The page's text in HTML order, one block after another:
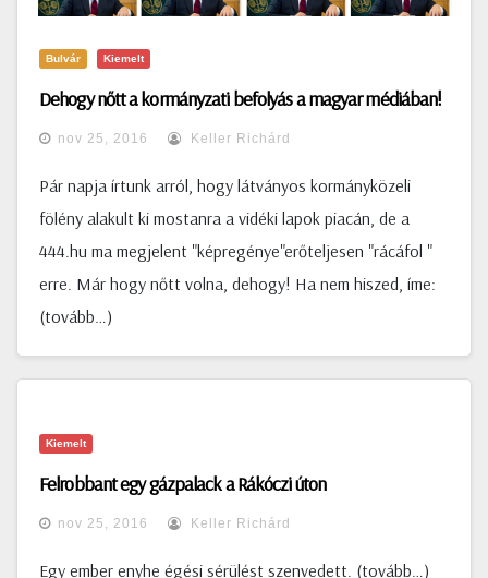
Bulvár Kiemelt
Dehogy nőtt a kormányzati befolyás a magyar médiában!
nov 25, 2016 Keller Richárd
Pár napja írtunk arról, hogy látványos kormányközeli
fölény alakult ki mostanra a vidéki lapok piacán, de a
444.hu ma megjelent "képregénye"erőteljesen "rácáfol "
erre. Már hogy nőtt volna, dehogy! Ha nem hiszed, íme:
(tovább…)
Kiemelt
Felrobbant egy gázpalack a Rákóczi úton
nov 25, 2016 Keller Richárd
Egy ember enyhe égési sérülést szenvedett. (tovább…)